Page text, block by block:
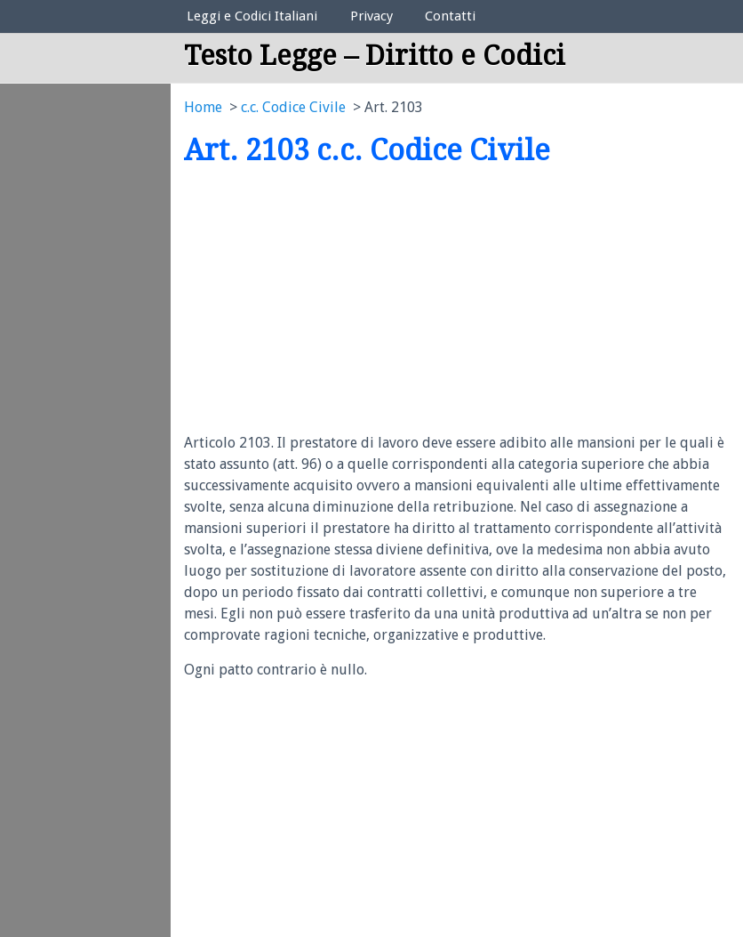
Elenco Codici Legali
Leggi e Codici Italiani Privacy Contatti
Testo Legge – Diritto e Codici
Home c.c. Codice Civile Art. 2103
Art. 2103 c.c. Codice Civile
Articolo 2103. Il prestatore di lavoro deve essere adibito alle mansioni per le quali è
stato assunto (att. 96) o a quelle corrispondenti alla categoria superiore che abbia
successivamente acquisito ovvero a mansioni equivalenti alle ultime effettivamente
svolte, senza alcuna diminuzione della retribuzione. Nel caso di assegnazione a
mansioni superiori il prestatore ha diritto al trattamento corrispondente all’attività
svolta, e l’assegnazione stessa diviene definitiva, ove la medesima non abbia avuto
luogo per sostituzione di lavoratore assente con diritto alla conservazione del posto,
dopo un periodo fissato dai contratti collettivi, e comunque non superiore a tre
mesi. Egli non può essere trasferito da una unità produttiva ad un’altra se non per
comprovate ragioni tecniche, organizzative e produttive.
Ogni patto contrario è nullo.